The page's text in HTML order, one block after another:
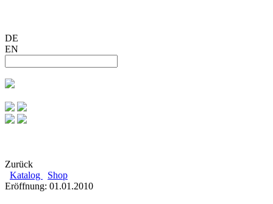
DE
EN
Zurück
Katalog
Shop
Eröffnung: 01.01.2010